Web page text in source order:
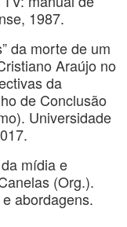
1987.
da morte de um
Araújo no
da
de Conclusão
Universidade
mídia e
(Org.).
abordagens.